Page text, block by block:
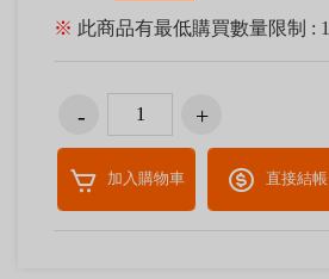
※ 此商品有最低購買數量限制 : 1
加入購物車 直接結帳